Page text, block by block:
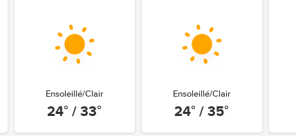
Ensoleillé/Clair
24° / 33°
Ensoleillé/Clair
24° / 35°